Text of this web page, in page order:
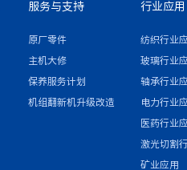
服务与支持
原厂零件
主机大修
保养服务计划
机组翻新机升级改造
行业应用
纺织行业
玻璃行业
轴承行业
电力行业
医药行业
激光切割
矿业应用